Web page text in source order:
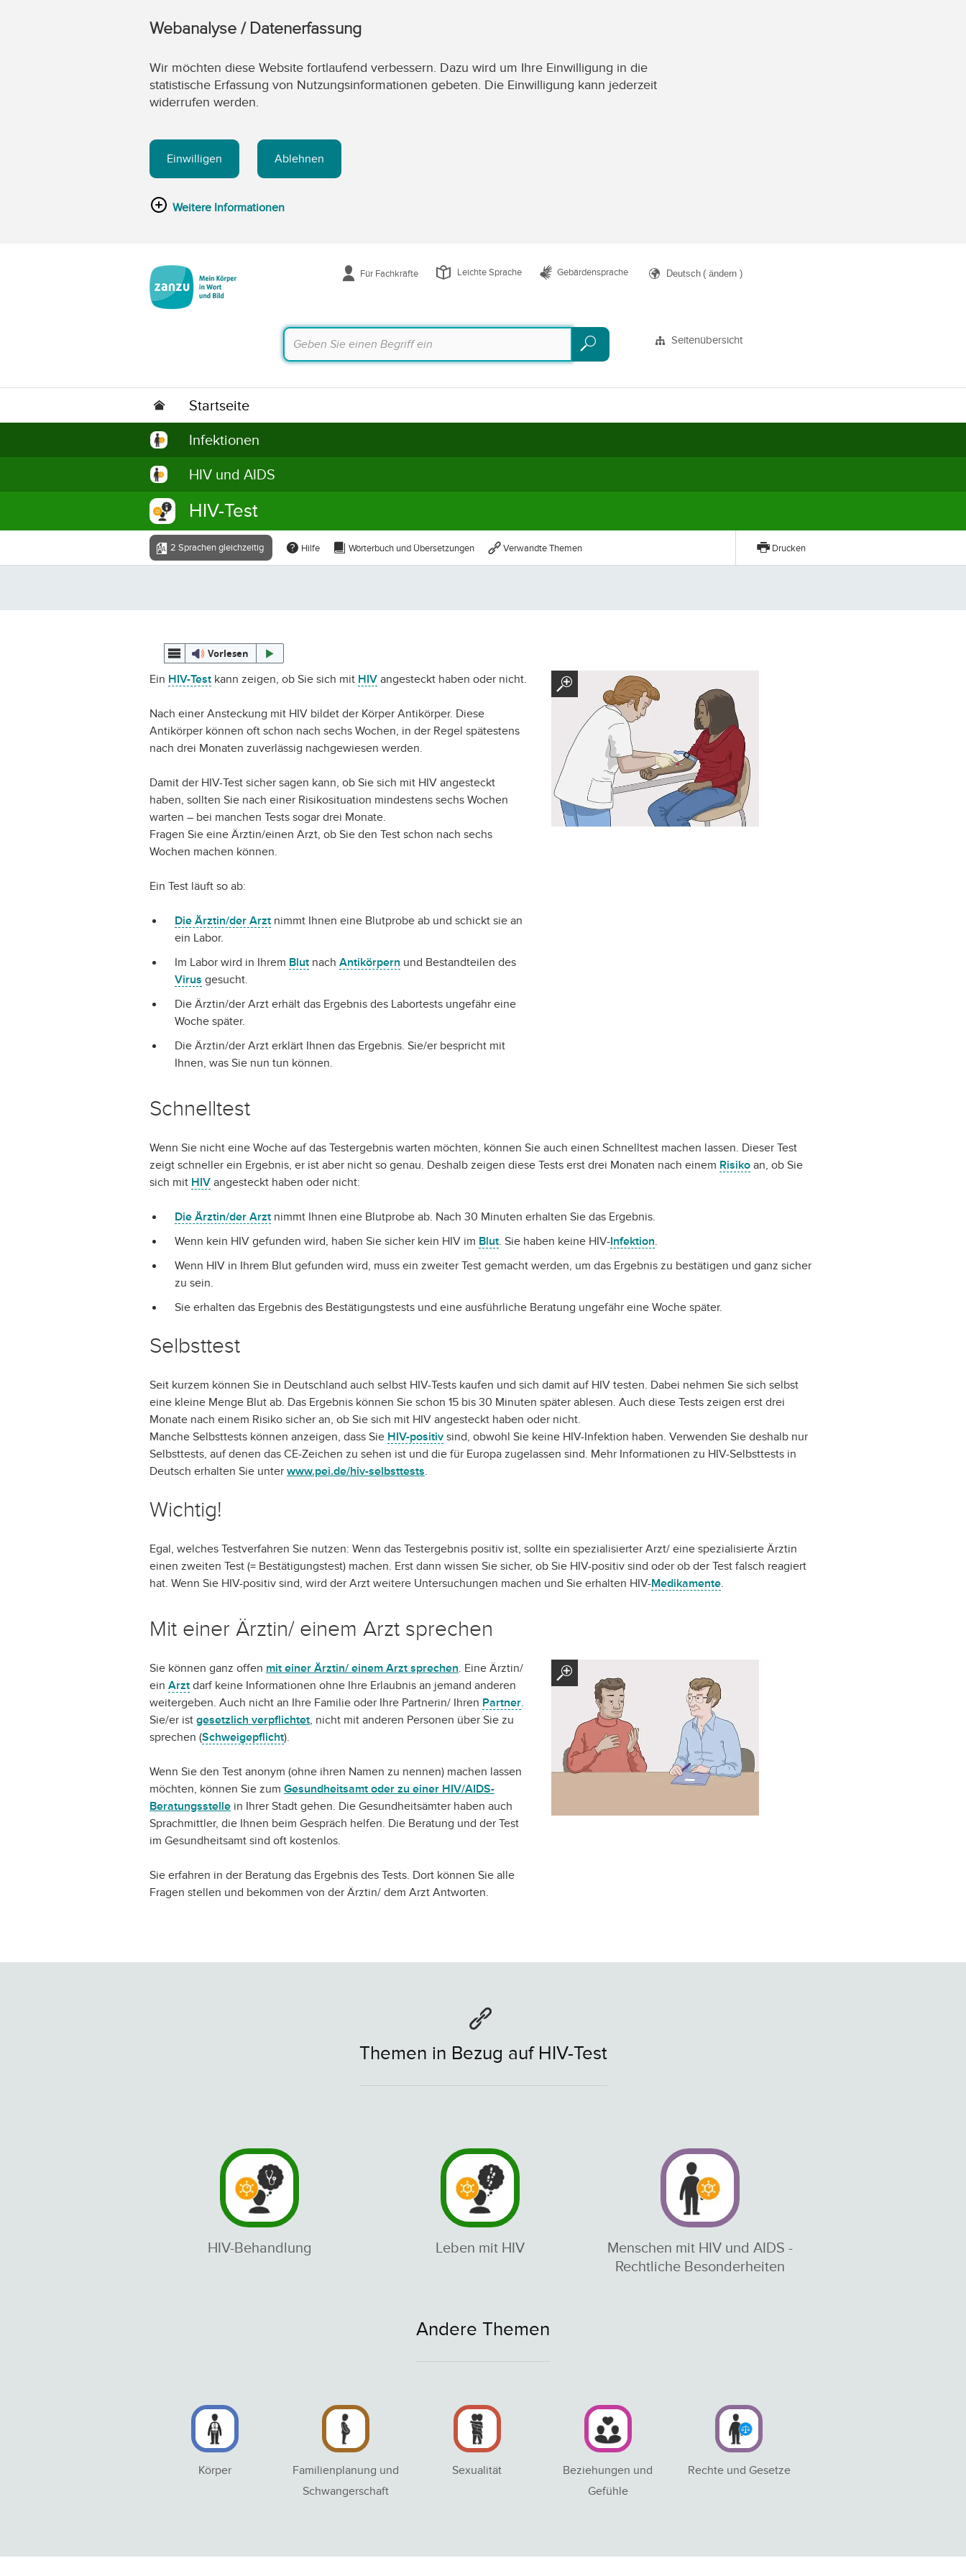
Webanalyse / Datenerfassung
Wir möchten diese Website fortlaufend verbessern. Dazu wird um Ihre Einwilligung in die
statistische Erfassung von Nutzungsinformationen gebeten. Die Einwilligung kann jederzeit
widerrufen werden.
Einwilligen Ablehnen
Weitere Informationen
Für Fachkräfte Leichte Sprache Gebärdensprache Deutsch ( ändern )
Suchen
Suchen
Seitenübersicht
Startseite
Infektionen
HIV und AIDS
HIV-Test
2 Sprachen gleichzeitig Hilfe Wörterbuch und Übersetzungen Verwandte Themen Drucken
Vorlesen
Ein HIV-Test kann zeigen, ob Sie sich mit HIV angesteckt haben oder nicht.
Nach einer Ansteckung mit HIV bildet der Körper Antikörper. Diese
Antikörper können oft schon nach sechs Wochen, in der Regel spätestens
nach drei Monaten zuverlässig nachgewiesen werden.
Damit der HIV-Test sicher sagen kann, ob Sie sich mit HIV angesteckt
haben, sollten Sie nach einer Risikosituation mindestens sechs Wochen
warten – bei manchen Tests sogar drei Monate.
Fragen Sie eine Ärztin/einen Arzt, ob Sie den Test schon nach sechs
Wochen machen können.
Ein Test läuft so ab:
Die Ärztin/der Arzt nimmt Ihnen eine Blutprobe ab und schickt sie an
ein Labor.
Im Labor wird in Ihrem Blut nach Antikörpern und Bestandteilen des
Virus gesucht.
Die Ärztin/der Arzt erhält das Ergebnis des Labortests ungefähr eine
Woche später.
Die Ärztin/der Arzt erklärt Ihnen das Ergebnis. Sie/er bespricht mit
Ihnen, was Sie nun tun können.
Schnelltest
Wenn Sie nicht eine Woche auf das Testergebnis warten möchten, können Sie auch einen Schnelltest machen lassen. Dieser Test
zeigt schneller ein Ergebnis, er ist aber nicht so genau. Deshalb zeigen diese Tests erst drei Monaten nach einem Risiko an, ob Sie
sich mit HIV angesteckt haben oder nicht:
Die Ärztin/der Arzt nimmt Ihnen eine Blutprobe ab. Nach 30 Minuten erhalten Sie das Ergebnis.
Wenn kein HIV gefunden wird, haben Sie sicher kein HIV im Blut. Sie haben keine HIV-Infektion.
Wenn HIV in Ihrem Blut gefunden wird, muss ein zweiter Test gemacht werden, um das Ergebnis zu bestätigen und ganz sicher
zu sein.
Sie erhalten das Ergebnis des Bestätigungstests und eine ausführliche Beratung ungefähr eine Woche später.
Selbsttest
Seit kurzem können Sie in Deutschland auch selbst HIV-Tests kaufen und sich damit auf HIV testen. Dabei nehmen Sie sich selbst
eine kleine Menge Blut ab. Das Ergebnis können Sie schon 15 bis 30 Minuten später ablesen. Auch diese Tests zeigen erst drei
Monate nach einem Risiko sicher an, ob Sie sich mit HIV angesteckt haben oder nicht.
Manche Selbsttests können anzeigen, dass Sie HIV-positiv sind, obwohl Sie keine HIV-Infektion haben. Verwenden Sie deshalb nur
Selbsttests, auf denen das CE-Zeichen zu sehen ist und die für Europa zugelassen sind. Mehr Informationen zu HIV-Selbsttests in
Deutsch erhalten Sie unter www.pei.de/hiv-selbsttests.
Wichtig!
Egal, welches Testverfahren Sie nutzen: Wenn das Testergebnis positiv ist, sollte ein spezialisierter Arzt/ eine spezialisierte Ärztin
einen zweiten Test (= Bestätigungstest) machen. Erst dann wissen Sie sicher, ob Sie HIV-positiv sind oder ob der Test falsch reagiert
hat. Wenn Sie HIV-positiv sind, wird der Arzt weitere Untersuchungen machen und Sie erhalten HIV-Medikamente.
Mit einer Ärztin/ einem Arzt sprechen
Sie können ganz offen mit einer Ärztin/ einem Arzt sprechen. Eine Ärztin/
ein Arzt darf keine Informationen ohne Ihre Erlaubnis an jemand anderen
weitergeben. Auch nicht an Ihre Familie oder Ihre Partnerin/ Ihren Partner.
Sie/er ist gesetzlich verpflichtet, nicht mit anderen Personen über Sie zu
sprechen (Schweigepflicht).
Wenn Sie den Test anonym (ohne ihren Namen zu nennen) machen lassen
möchten, können Sie zum Gesundheitsamt oder zu einer HIV/AIDS-
Beratungsstelle in Ihrer Stadt gehen. Die Gesundheitsämter haben auch
Sprachmittler, die Ihnen beim Gespräch helfen. Die Beratung und der Test
im Gesundheitsamt sind oft kostenlos.
Sie erfahren in der Beratung das Ergebnis des Tests. Dort können Sie alle
Fragen stellen und bekommen von der Ärztin/ dem Arzt Antworten.
Themen in Bezug auf HIV-Test
HIV-Behandlung Leben mit HIV
Menschen mit HIV und AIDS -
Rechtliche Besonderheiten
Andere Themen
Körper
Familienplanung und
Schwangerschaft
Sexualität
Beziehungen und
Gefühle
Rechte und Gesetze